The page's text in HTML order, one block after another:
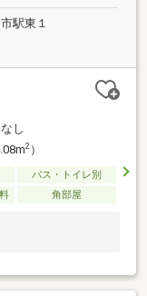
駅東１
なし
2）
バス・トイレ別
角部屋